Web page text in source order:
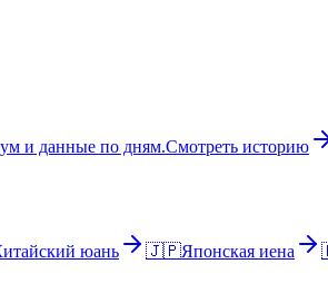
и данные по дням.Смотреть историю
юань 🇯🇵Японская иена